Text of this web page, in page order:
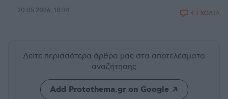
20.05.2026, 18:34 4 ΣΧΟΛΙΑ
Δείτε περισσότερα άρθρα μας στα αποτελέσματα
αναζήτησης
Add Protothema.gr on Google